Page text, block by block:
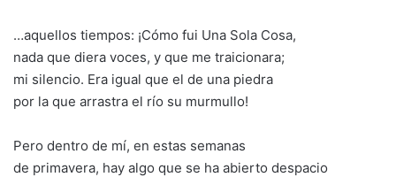
…aquellos tiempos: ¡Cómo fui Una Sola Cosa,
nada que diera voces, y que me traicionara;
mi silencio. Era igual que el de una piedra
por la que arrastra el río su murmullo!
Pero dentro de mí, en estas semanas
de primavera, hay algo que se ha abierto despacio